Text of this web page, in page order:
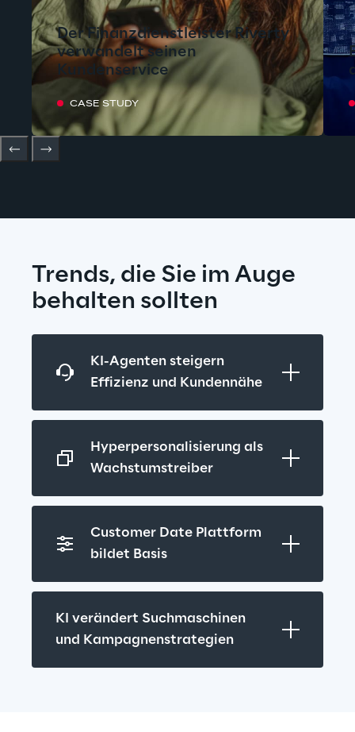
Der Finanzdienstleister Riverty
verwandelt seinen
Kundenservice
CASE STUDY
Trends, die Sie im Auge
behalten sollten
KI-Agenten steigern
Effizienz und Kundennähe
Hyperpersonalisierung als
Wachstumstreiber
Customer Date Plattform
bildet Basis
KI verändert Suchmaschinen
und Kampagnenstrategien